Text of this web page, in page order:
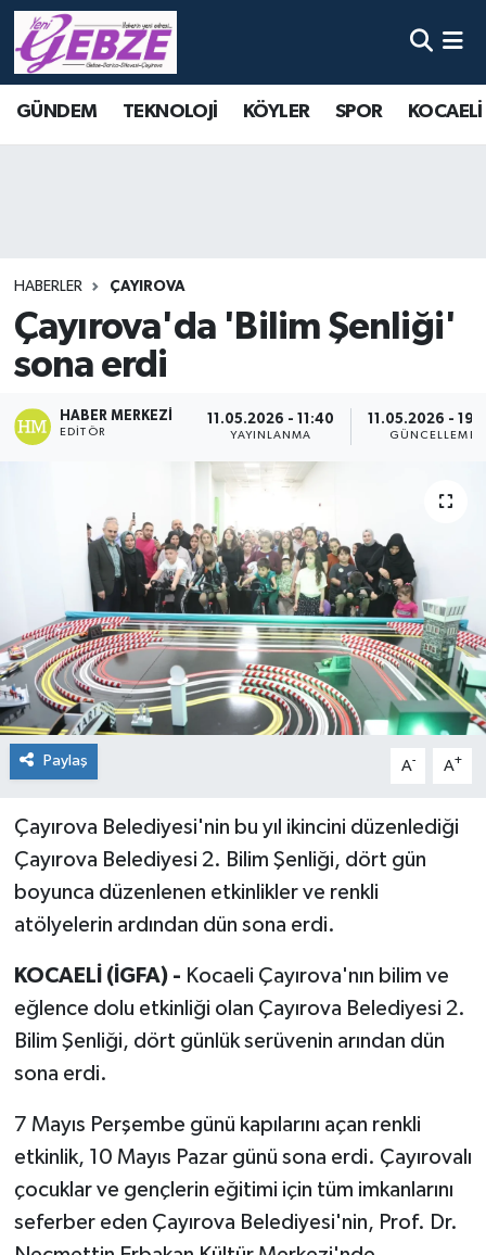
GÜNDEM TEKNOLOJİ KÖYLER SPOR
HABERLER ÇAYIROVA
Çayırova'da 'Bilim Şenliği'
sona erdi
HABER MERKEZI
EDITÖR
11.05.2026 - 11:40
YAYINLANMA
11.05.2026 -
GÜNCELLEME
Paylaş A- A+
Çayırova Belediyesi'nin bu yıl ikincini düzenlediği
Çayırova Belediyesi 2. Bilim Şenliği, dört gün
boyunca düzenlenen etkinlikler ve renkli
atölyelerin ardından dün sona erdi.
KOCAELİ (İGFA) - Kocaeli Çayırova'nın bilim ve
eğlence dolu etkinliği olan Çayırova Belediyesi 2.
Bilim Şenliği, dört günlük serüvenin arından dün
sona erdi.
7 Mayıs Perşembe günü kapılarını açan renkli
etkinlik, 10 Mayıs Pazar günü sona erdi. Çayırovalı
çocuklar ve gençlerin eğitimi için tüm imkanlarını
seferber eden Çayırova Belediyesi'nin, Prof. Dr.
Nöbetçi Eczaneler
Tüm Manşetler
Son Dakika Haberleri